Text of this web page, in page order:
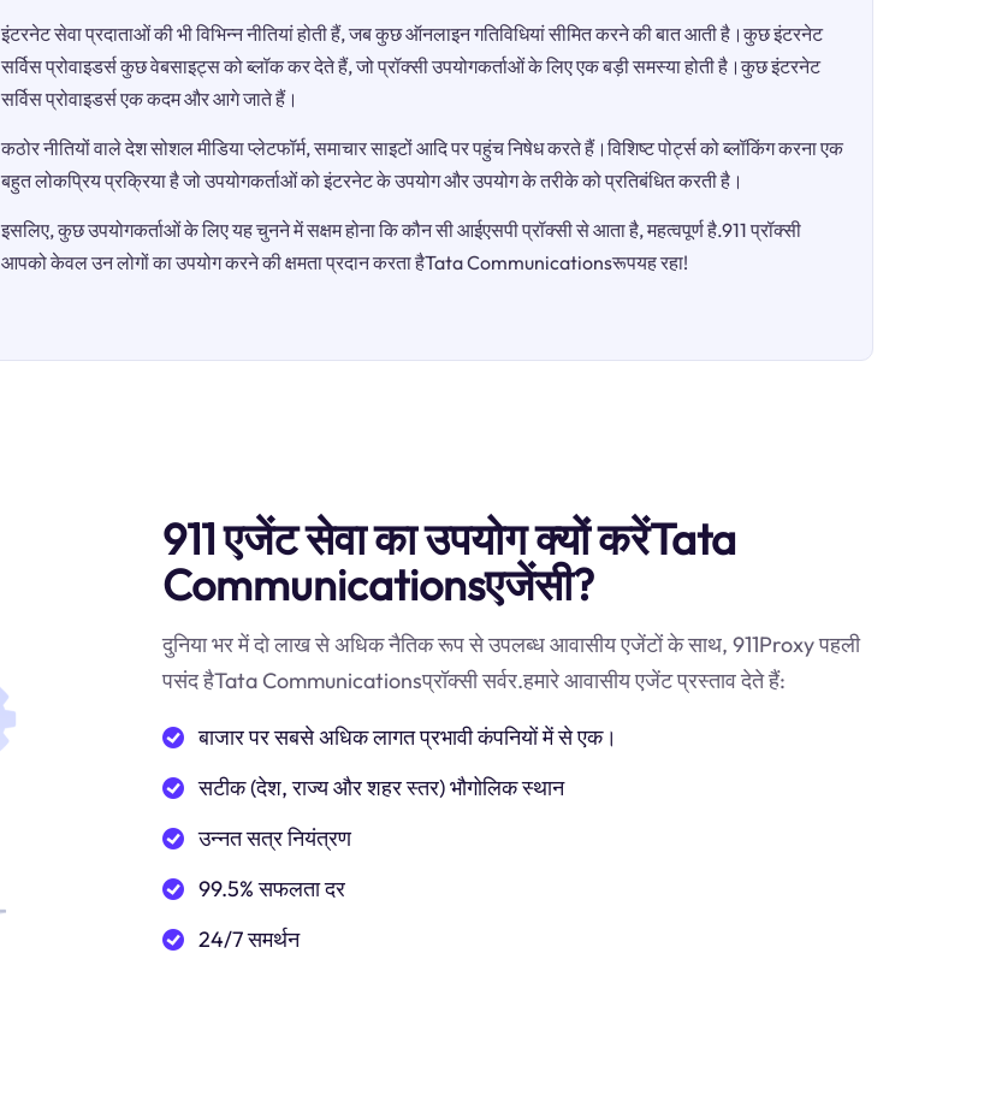
इंटरनेट सेवा प्रदाताओं की भी विभिन्न नीतियां होती हैं, जब कुछ ऑनलाइन गतिविधियां सीमित करने की बात आती है।कुछ इंटरनेट
सर्विस प्रोवाइडर्स कुछ वेबसाइट्स को ब्लॉक कर देते हैं, जो प्रॉक्सी उपयोगकर्ताओं के लिए एक बड़ी समस्या होती है।कुछ इंटरनेट
सर्विस प्रोवाइडर्स एक कदम और आगे जाते हैं।
कठोर नीतियों वाले देश सोशल मीडिया प्लेटफॉर्म, समाचार साइटों आदि पर पहुंच निषेध करते हैं।विशिष्ट पोर्ट्स को ब्लॉकिंग करना एक
बहुत लोकप्रिय प्रक्रिया है जो उपयोगकर्ताओं को इंटरनेट के उपयोग और उपयोग के तरीके को प्रतिबंधित करती है।
इसलिए, कुछ उपयोगकर्ताओं के लिए यह चुनने में सक्षम होना कि कौन सी आईएसपी प्रॉक्सी से आता है, महत्वपूर्ण है.911 प्रॉक्सी
आपको केवल उन लोगों का उपयोग करने की क्षमता प्रदान करता हैTata Communicationsरूपयह रहा!
911 एजेंट सेवा का उपयोग क्यों करेंTata
Communicationsएजेंसी?
दुनिया भर में दो लाख से अधिक नैतिक रूप से उपलब्ध आवासीय एजेंटों के साथ, 911Proxy पहली
पसंद हैTata Communicationsप्रॉक्सी सर्वर.हमारे आवासीय एजेंट प्रस्ताव देते हैं:
बाजार पर सबसे अधिक लागत प्रभावी कंपनियों में से एक।
सटीक (देश, राज्य और शहर स्तर) भौगोलिक स्थान
उन्नत सत्र नियंत्रण
99.5% सफलता दर
24/7 समर्थन